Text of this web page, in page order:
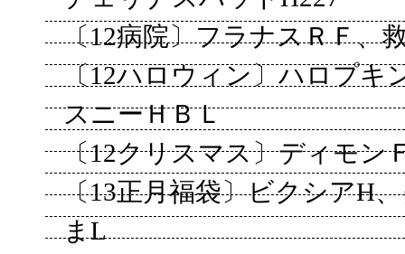
〔12病院〕フラナスＲＦ、
〔12ハロウィン〕ハロプキ
スニーＨＢＬ
〔12クリスマス〕ディモン
〔13正月福袋〕ビクシアH
まL